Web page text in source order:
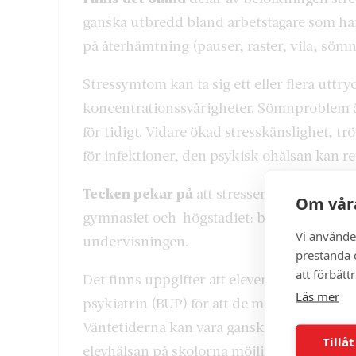
Om
Vi
prestanda
att
Läs mer
Tillåt
ganska utbredd bland arbetstagare som
på återhämtning (pauser, raster, vila,
Stressymtom kan ta sig ett eller flera
koncentrationssvårigheter.
för tidigt. Vidare ökad stresskänslighet,
för infektioner, den psykisk ohälsan kan
Tecken pekar på att stressen kryper allt
gymnasiet och högstadiet: bland annat
undervisningen.
Det finns uppgifter att elever i olika delar
psykiatrin (BUP) för att de mår dåligt, är
Väntetiderna kan vara ganska långa, det
elevhälsan på skolorna möjligheter att